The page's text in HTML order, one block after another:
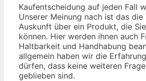
Kaufentscheidung auf jeden Fall
Unserer Meinung nach ist das die
Auskunft über ein Produkt, die
können. Hier werden ihnen auch
Haltbarkeit und Handhabung
allgemein haben wir die
dürfen, dass keine weiteren
geblieben sind.